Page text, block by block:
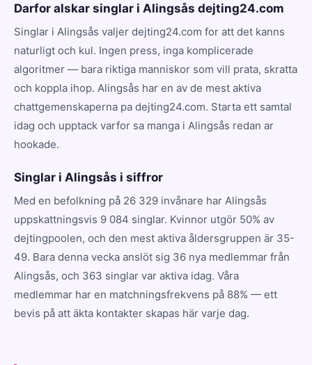
Darfor alskar singlar i Alingsås dejting24.com
Singlar i Alingsås valjer dejting24.com for att det kanns
naturligt och kul. Ingen press, inga komplicerade
algoritmer — bara riktiga manniskor som vill prata, skratta
och koppla ihop. Alingsås har en av de mest aktiva
chattgemenskaperna pa dejting24.com. Starta ett samtal
idag och upptack varfor sa manga i Alingsås redan ar
hookade.
Singlar i Alingsås i siffror
Med en befolkning på 26 329 invånare har Alingsås
uppskattningsvis 9 084 singlar. Kvinnor utgör 50% av
dejtingpoolen, och den mest aktiva åldersgruppen är 35-
49. Bara denna vecka anslöt sig 36 nya medlemmar från
Alingsås, och 363 singlar var aktiva idag. Våra
medlemmar har en matchningsfrekvens på 88% — ett
bevis på att äkta kontakter skapas här varje dag.